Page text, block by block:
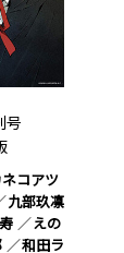
号
コアツ
九部玖凛
えの
和田ラ